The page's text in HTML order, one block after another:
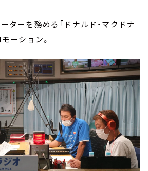
ターを務める「ドナルド・マクドナ
ーション。